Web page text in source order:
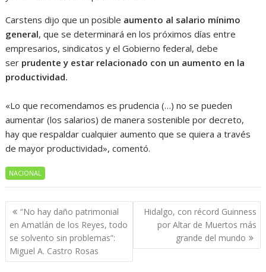
Carstens dijo que un posible aumento al salario mínimo
general, que se determinará en los próximos días entre
empresarios, sindicatos y el Gobierno federal, debe
ser prudente y estar relacionado con un aumento en la
productividad.
«Lo que recomendamos es prudencia (…) no se pueden
aumentar (los salarios) de manera sostenible por decreto,
hay que respaldar cualquier aumento que se quiera a través
de mayor productividad», comentó.
NACIONAL
Navegación
de
entradas
“No hay daño patrimonial
en Amatlán de los Reyes, todo
se solvento sin problemas”:
Miguel A. Castro Rosas
Hidalgo, con récord Guinness
por Altar de Muertos más
grande del mundo